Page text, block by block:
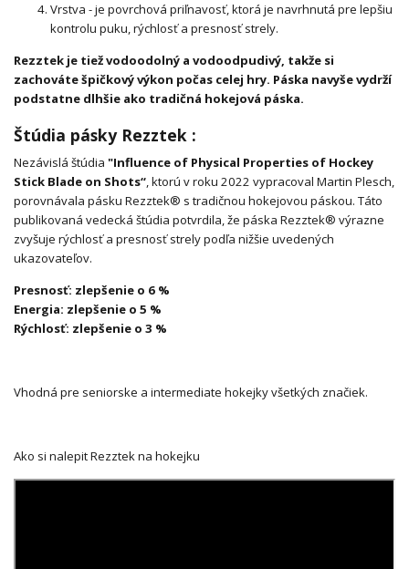
Vrstva - je povrchová priľnavosť, ktorá je navrhnutá pre lepšiu
kontrolu puku, rýchlosť a presnosť strely.
Rezztek je tiež vodoodolný a vodoodpudivý, takže si
zachováte špičkový výkon počas celej hry. Páska navyše vydrží
podstatne dlhšie ako tradičná hokejová páska.
Štúdia pásky Rezztek :
Nezávislá štúdia "Influence of Physical Properties of Hockey
Stick Blade on Shots“, ktorú v roku 2022 vypracoval Martin Plesch,
porovnávala pásku Rezztek® s tradičnou hokejovou páskou. Táto
publikovaná vedecká štúdia potvrdila, že páska Rezztek® výrazne
zvyšuje rýchlosť a presnosť strely podľa nižšie uvedených
ukazovateľov.
Presnosť: zlepšenie o 6 %
Energia: zlepšenie o 5 %
Rýchlosť: zlepšenie o 3 %
Vhodná pre seniorske a intermediate hokejky všetkých značiek.
Ako si nalepit Rezztek na hokejku